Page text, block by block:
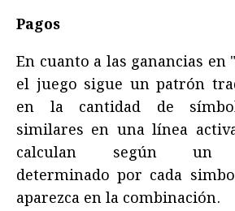
Pagos
En cuanto a las ganancias en
el juego sigue un patrón
en la cantidad de
similares en una línea
calculan según un
determinado por cada
aparezca en la combinación.